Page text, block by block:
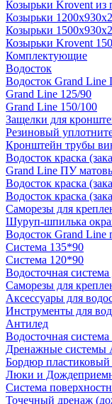
Козырьки Krovent из
Козырьки
Козырьки
Козырьки Krovent
Комплектующие
Водосток
Водосток Grand
Grand Line 125/90
Grand Line 150/100
Защелки для
Резиновый
Кронштейн трубы
Водосток краска
Grand Line ПУ
Водосток краска
Водосток краска
Саморезы для
Шуруп-шпилька
Водосток Grand Line
Система 135*90
Система 120*90
Водосточная
Саморезы для
Аксессуары для
Инструменты для
Антилед
Водосточная
Дренажные системы
Бордюр пластиковый
Люки и
Система
Точечный дренаж